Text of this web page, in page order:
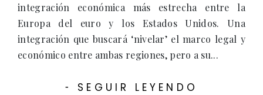
integración económica más estrecha entre la
Europa del euro y los Estados Unidos. Una
integración que buscará ‘nivelar’ el marco legal y
económico entre ambas regiones, pero a su...
- SEGUIR LEYENDO